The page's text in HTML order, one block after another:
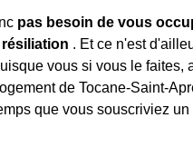
pas besoin de vous
. Et ce n'est
vous si vous le faites,
de Tocane-Saint-
que vous souscriviez un